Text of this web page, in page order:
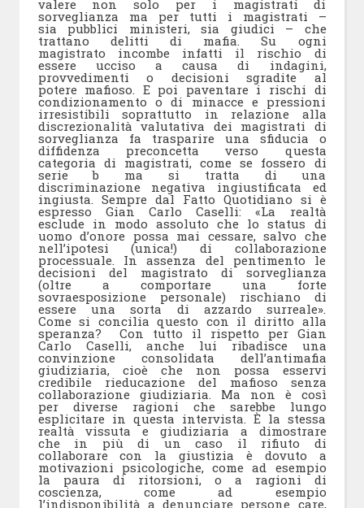
valere non solo per i magistrati di
sorveglianza ma per tutti i magistrati –
sia pubblici ministeri, sia giudici – che
trattano delitti di mafia. Su ogni
magistrato incombe infatti il rischio di
essere ucciso a causa di indagini,
provvedimenti o decisioni sgradite al
potere mafioso. E poi paventare i rischi di
condizionamento o di minacce e pressioni
irresistibili soprattutto in relazione alla
discrezionalità valutativa dei magistrati di
sorveglianza fa trasparire una sfiducia o
diffidenza preconcetta verso questa
categoria di magistrati, come se fossero di
serie b ma si tratta di una
discriminazione negativa ingiustificata ed
ingiusta. Sempre dal Fatto Quotidiano si è
espresso Gian Carlo Caselli: «La realtà
esclude in modo assoluto che lo status di
uomo d’onore possa mai cessare, salvo che
nell’ipotesi (unica!) di collaborazione
processuale. In assenza del pentimento le
decisioni del magistrato di sorveglianza
(oltre a comportare una forte
sovraesposizione personale) rischiano di
essere una sorta di azzardo surreale».
Come si concilia questo con il diritto alla
speranza? Con tutto il rispetto per Gian
Carlo Caselli, anche lui ribadisce una
convinzione consolidata dell’antimafia
giudiziaria, cioè che non possa esservi
credibile rieducazione del mafioso senza
collaborazione giudiziaria. Ma non è così
per diverse ragioni che sarebbe lungo
esplicitare in questa intervista. È la stessa
realtà vissuta e giudiziaria a dimostrare
che in più di un caso il rifiuto di
collaborare con la giustizia è dovuto a
motivazioni psicologiche, come ad esempio
la paura di ritorsioni, o a ragioni di
coscienza, come ad esempio
l’indisponibilità a denunciare persone care,